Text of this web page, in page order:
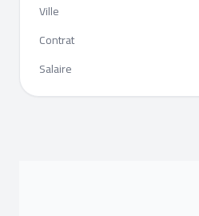
Ville
Contrat
Salaire